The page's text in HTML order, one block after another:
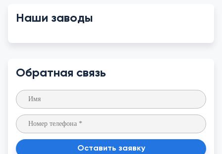
Наши заводы
Обратная связь
Оставить заявку